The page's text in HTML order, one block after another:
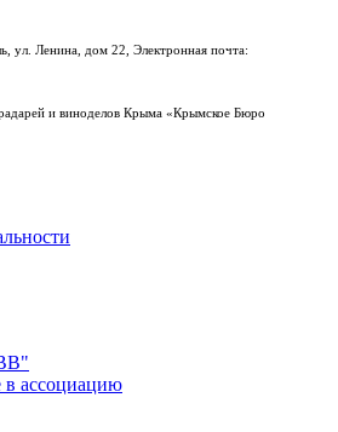
ул. Ленина, дом 22, Электронная почта:
и виноделов Крыма «Крымское Бюро
в ассоциацию